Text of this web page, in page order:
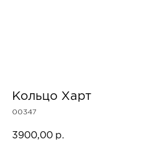
Кольцо Харт
00347
3900,00 р.